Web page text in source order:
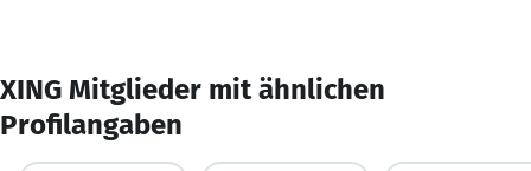
XING Mitglieder mit ähnlichen
Profilangaben